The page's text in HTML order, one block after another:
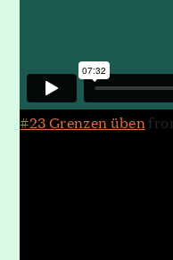
#23 Grenzen üben